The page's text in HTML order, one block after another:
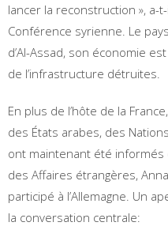
lancer la reconstruction », a-
Conférence syrienne. Le
d’Al-Assad, son économie
de l’infrastructure détruites.
En plus de l’hôte de la
des États arabes, des
ont maintenant été informés
des Affaires étrangères,
participé à l’Allemagne. Un
la conversation centrale: